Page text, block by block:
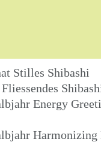
Stilles Shibashi
Energy
Harmonizing